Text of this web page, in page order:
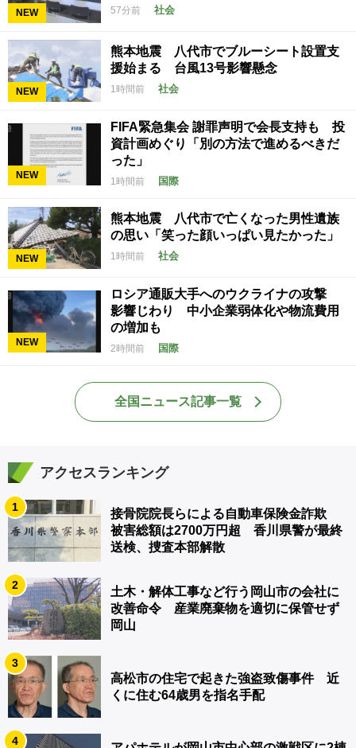
NEW 57分前 社会
NEW
熊本地震 八代市でブルーシート設置支
援始まる 台風13号影響懸念
1時間前 社会
NEW
FIFA緊急集会 謝罪声明で会長支持も 投
資計画めぐり「別の方法で進めるべきだ
った」
1時間前 国際
NEW
熊本地震 八代市で亡くなった男性遺族
の思い「笑った顔いっぱい見たかった」
1時間前 社会
NEW
ロシア通販大手へのウクライナの攻撃
影響じわり 中小企業弱体化や物流費用
の増加も
2時間前 国際
全国ニュース記事一覧
アクセスランキング
1
接骨院院長らによる自動車保険金詐欺
被害総額は2700万円超 香川県警が最終
送検、捜査本部解散
2
土木・解体工事など行う岡山市の会社に
改善命令 産業廃棄物を適切に保管せず
岡山
3
高松市の住宅で起きた強盗致傷事件 近
くに住む64歳男を指名手配
4